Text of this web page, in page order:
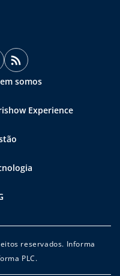
somos
Experience
reservados. Informa
PLC.